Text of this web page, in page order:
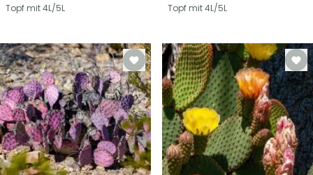
Topf mit 4L/5L Topf mit 4L/5L